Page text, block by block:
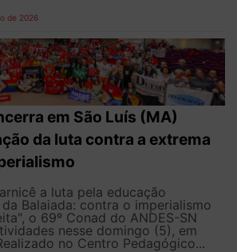
de 2026
em São Luís (MA)
da luta contra a extrema
a luta pela educação
Balaiada: contra o imperialismo
o 69º Conad do ANDES-SN
nesse domingo (5), em
no Centro Pedagógico...